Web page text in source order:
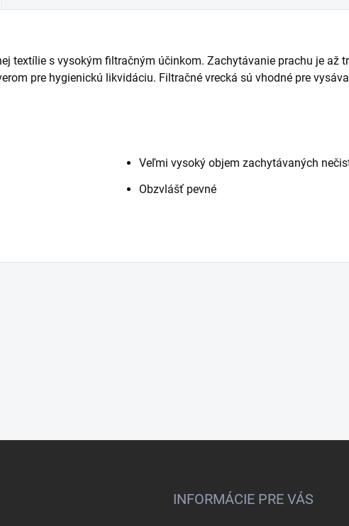
textílie s vysokým filtračným účinkom. Zachytávanie prachu je až
pre hygienickú likvidáciu. Filtračné vrecká sú vhodné pre
Veľmi vysoký objem zachytávaných
Obzvlášť pevné
INFORMÁCIE PRE VÁS